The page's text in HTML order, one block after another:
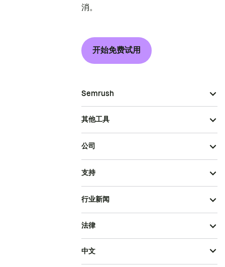
消。
开始免费试用
Semrush
其他工具
公司
支持
行业新闻
法律
中文